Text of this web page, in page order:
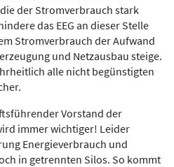
der Stromverbrauch stark
das EEG an dieser Stelle
Stromverbrauch der Aufwand
und Netzausbau steige.
alle nicht begünstigten
Vorstand der
immer wichtiger! Leider
Energieverbrauch und
in getrennten Silos. So kommt